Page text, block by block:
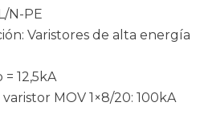
N-PE
Varistores de alta energía
12,5kA
MOV 1×8/20: 100kA